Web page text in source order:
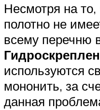
Несмотря на
полотно не
всему перечню
используются
мононить, за
данная